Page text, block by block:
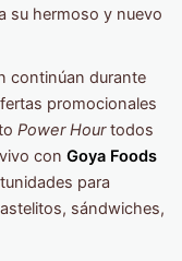
su hermoso y nuevo
continúan durante
promocionales
Power Hourtodos
con Goya Foods
para
sándwiches,